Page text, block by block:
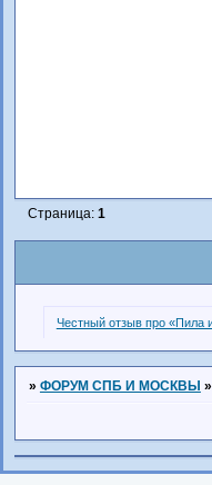
Страница: 1
Честный отзыв про «Пила
» ФОРУМ СПБ И МОСКВЫ »